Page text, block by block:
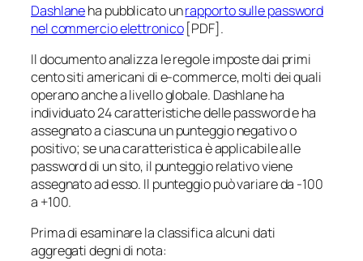
Dashlaneha pubblicato unrapporto sulle password
nel commercio elettronico[PDF].
Il documento analizza le regole imposte dai primi
cento siti americani di e-commerce, molti dei quali
operano anche a livello globale. Dashlane ha
individuato 24 caratteristiche delle password e ha
assegnato a ciascuna un punteggio negativo o
positivo; se una caratteristica è applicabile alle
password di un sito, il punteggio relativo viene
assegnato ad esso. Il punteggio può variare da -100
a +100.
Prima di esaminare la classifica alcuni dati
aggregati degni di nota: